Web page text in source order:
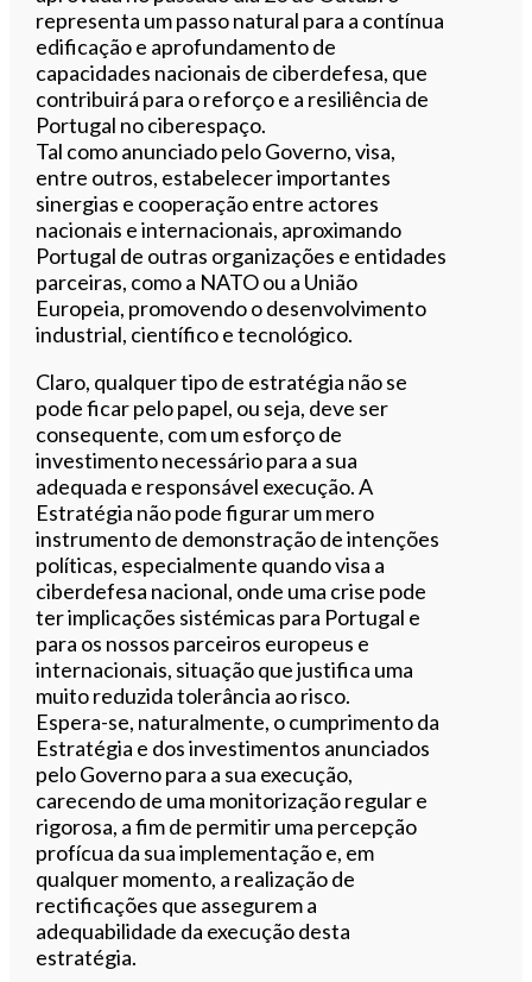
representa um passo natural para a contínua
edificação e aprofundamento de
capacidades nacionais de ciberdefesa, que
contribuirá para o reforço e a resiliência de
Portugal no ciberespaço.
Tal como anunciado pelo Governo, visa,
entre outros, estabelecer importantes
sinergias e cooperação entre actores
nacionais e internacionais, aproximando
Portugal de outras organizações e entidades
parceiras, como a NATO ou a União
Europeia, promovendo o desenvolvimento
industrial, científico e tecnológico.
Claro, qualquer tipo de estratégia não se
pode ficar pelo papel, ou seja, deve ser
consequente, com um esforço de
investimento necessário para a sua
adequada e responsável execução. A
Estratégia não pode figurar um mero
instrumento de demonstração de intenções
políticas, especialmente quando visa a
ciberdefesa nacional, onde uma crise pode
ter implicações sistémicas para Portugal e
para os nossos parceiros europeus e
internacionais, situação que justifica uma
muito reduzida tolerância ao risco.
Espera-se, naturalmente, o cumprimento da
Estratégia e dos investimentos anunciados
pelo Governo para a sua execução,
carecendo de uma monitorização regular e
rigorosa, a fim de permitir uma percepção
profícua da sua implementação e, em
qualquer momento, a realização de
rectificações que assegurem a
adequabilidade da execução desta
estratégia.